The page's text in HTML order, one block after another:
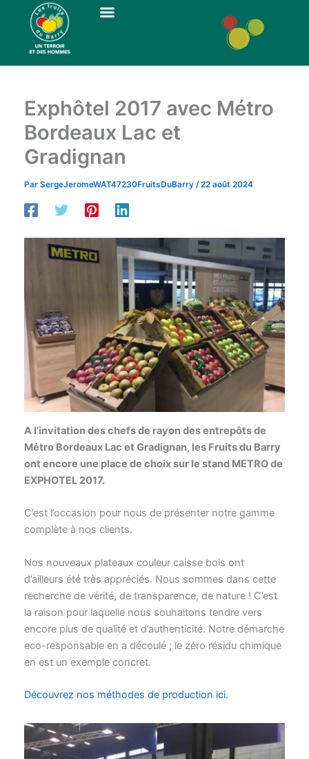
contenu
Exphôtel 2017 avec Métro
Bordeaux Lac et
Gradignan
Par SergeJeromeWAT47230FruitsDuBarry /22 août 2024
A l’invitation des chefs de rayon des entrepôts de
Métro Bordeaux Lac et Gradignan, les Fruits du Barry
ont encore une place de choix sur le stand METRO de
EXPHOTEL 2017.
C’est l’occasion pour nous de présenter notre gamme
complète à nos clients.
Nos nouveaux plateaux couleur caisse bois ont
d’ailleurs été très appréciés. Nous sommes dans cette
recherche de vérité, de transparence, de nature ! C’est
la raison pour laquelle nous souhaitons tendre vers
encore plus de qualité et d’authenticité. Notre démarche
eco-responsable en a découlé ; le zéro résidu chimique
en est un exemple concret.
Découvrez nos méthodes de production ici.